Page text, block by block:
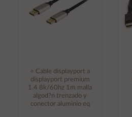
÷ Cable displayport a
displayport premium
1.4 8k/60hz 1m malla
algod?n trenzado y
conector aluminio eq